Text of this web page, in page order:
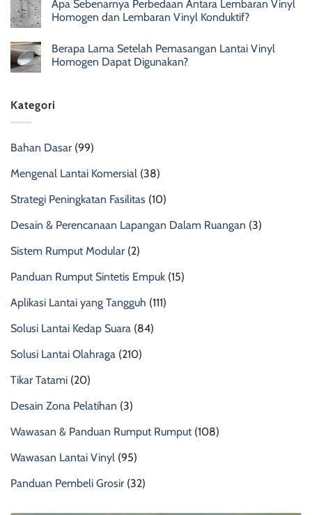
Apa Sebenarnya Perbedaan Antara Lembaran Vinyl
Homogen dan Lembaran Vinyl Konduktif?
Berapa Lama Setelah Pemasangan Lantai Vinyl
Homogen Dapat Digunakan?
Kategori
Bahan Dasar (99)
Mengenal Lantai Komersial (38)
Strategi Peningkatan Fasilitas (10)
Desain & Perencanaan Lapangan Dalam Ruangan (3)
Sistem Rumput Modular (2)
Panduan Rumput Sintetis Empuk (15)
Aplikasi Lantai yang Tangguh (111)
Solusi Lantai Kedap Suara (84)
Solusi Lantai Olahraga (210)
Tikar Tatami (20)
Desain Zona Pelatihan (3)
Wawasan & Panduan Rumput Rumput(108)
Wawasan Lantai Vinyl (95)
Panduan Pembeli Grosir (32)